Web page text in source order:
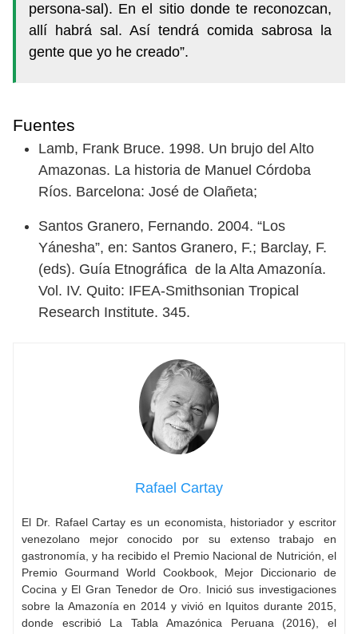
persona-sal). En el sitio donde te reconozcan,
allí habrá sal. Así tendrá comida sabrosa la
gente que yo he creado”.
Fuentes
Lamb, Frank Bruce. 1998. Un brujo del Alto
Amazonas. La historia de Manuel Córdoba
Ríos. Barcelona: José de Olañeta;
Santos Granero, Fernando. 2004. “Los
Yánesha”, en: Santos Granero, F.; Barclay, F.
(eds). Guía Etnográfica de la Alta Amazonía.
Vol. IV. Quito: IFEA-Smithsonian Tropical
Research Institute. 345.
Rafael Cartay
El Dr. Rafael Cartay es un economista, historiador y escritor
venezolano mejor conocido por su extenso trabajo en
gastronomía, y ha recibido el Premio Nacional de Nutrición, el
Premio Gourmand World Cookbook, Mejor Diccionario de
Cocina y El Gran Tenedor de Oro. Inició sus investigaciones
sobre la Amazonía en 2014 y vivió en Iquitos durante 2015,
donde escribió La Tabla Amazónica Peruana (2016), el